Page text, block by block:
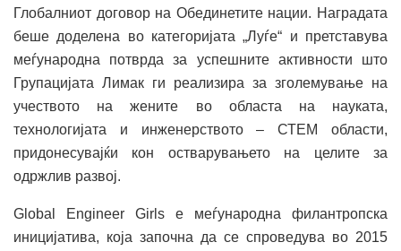
Глобалниот договор на Обединетите нации. Наградата
беше доделена во категоријата „Луѓе“ и претставува
меѓународна потврда за успешните активности што
Групацијата Лимак ги реализира за зголемување на
учеството на жените во областа на науката,
технологијата и инженерството – СТЕМ области,
придонесувајќи кон остварувањето на целите за
одржлив развој.
Global Engineer Girls е меѓународна филантропска
иницијатива, која започна да се спроведува во 2015